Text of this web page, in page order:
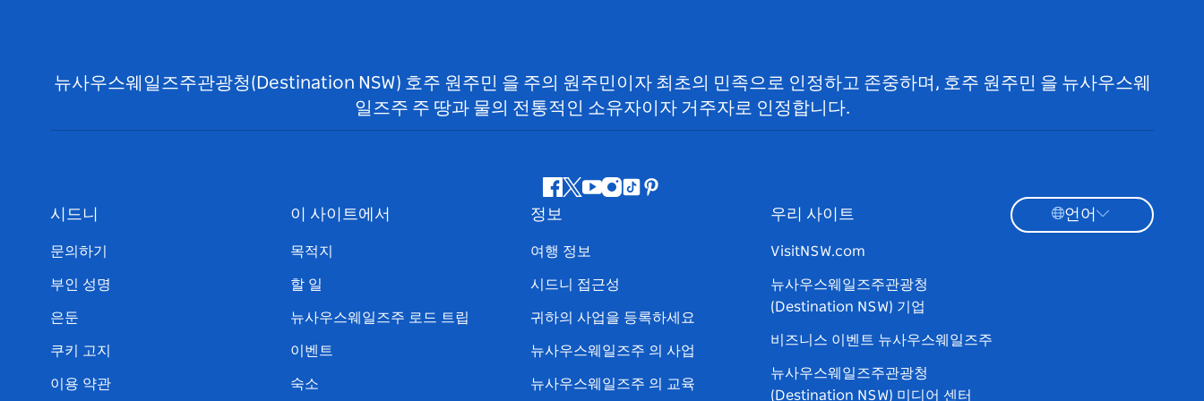
뉴사우스웨일즈주관광청(Destination NSW) 호주 원주민 을 주의 원주민이자 최초의 민족으로 인정하고 존중하며, 호주 원주민 을 뉴사우스웨
일즈주 주 땅과 물의 전통적인 소유자이자 거주자로 인정합니다.
페
이
지 유 인
램
틱
핀
시드니
문의하기
부인 성명
은둔
쿠키 고지
이용 약관
이 사이트에서
목적지
할 일
뉴사우스웨일즈주 로드 트립
이벤트
숙소
정보
여행 정보
시드니 접근성
귀하의 사업을 등록하세요
뉴사우스웨일즈주 의 사업
뉴사우스웨일즈주 의 교육
우리 사이트
VisitNSW.com
뉴사우스웨일즈주관광청
(Destination NSW) 기업
비즈니스 이벤트 뉴사우스웨일즈주
뉴사우스웨일즈주관광청
(Destination NSW) 미디어 센터
언어